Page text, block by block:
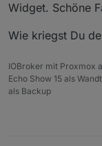
Widget. Schöne
Wie kriegst Du
IOBroker mit Proxmox
Echo Show 15 als
als Backup